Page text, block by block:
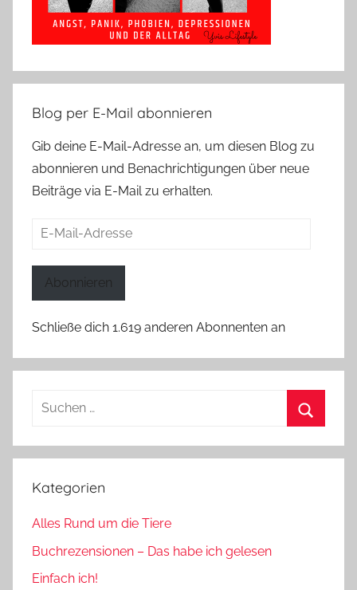
Blog per E-Mail abonnieren
Gib deine E-Mail-Adresse an, um diesen Blog zu
abonnieren und Benachrichtigungen über neue
Beiträge via E-Mail zu erhalten.
E-
Abonnieren
Schließe dich 1.619 anderen Abonnenten an
Suchen
Kategorien
Alles Rund um die Tiere
Buchrezensionen – Das habe ich gelesen
Einfach ich!